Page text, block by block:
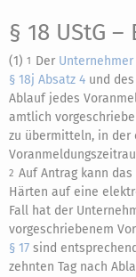
§ 18 UStG –
(1) 1 Der Unternehmer
§ 18j Absatz 4 und des
Ablauf jedes
amtlich
zu übermitteln, in der
2 Auf Antrag kann das
Härten auf eine
Fall hat der
vorgeschriebenem
§ 17 sind
zehnten Tag nach